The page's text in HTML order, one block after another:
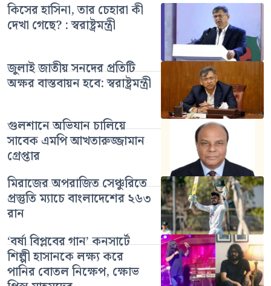
কিসের হাসিনা, তার চেহারা কী
দেখা গেছে? : স্বরাষ্ট্রমন্ত্রী
জুলাই জাতীয় সনদের প্রতিটি
অক্ষর বাস্তবায়ন হবে: স্বরাষ্ট্রমন্ত্রী
গুলশানে অভিযান চালিয়ে
সাবেক এমপি আখতারুজ্জামান
গ্রেপ্তার
মিরাজের অপরাজিত সেঞ্চুরিতে
প্রস্তুতি ম্যাচে বাংলাদেশের ২৬৩
রান
‘বর্ষা বিপ্লবের গান’ কনসার্টে
শিল্পী হাসানকে লক্ষ্য করে
পানির বোতল নিক্ষেপ, ক্ষোভ